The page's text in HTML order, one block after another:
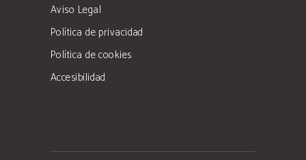
Aviso Legal
Política de privacidad
Política de cookies
Accesibilidad